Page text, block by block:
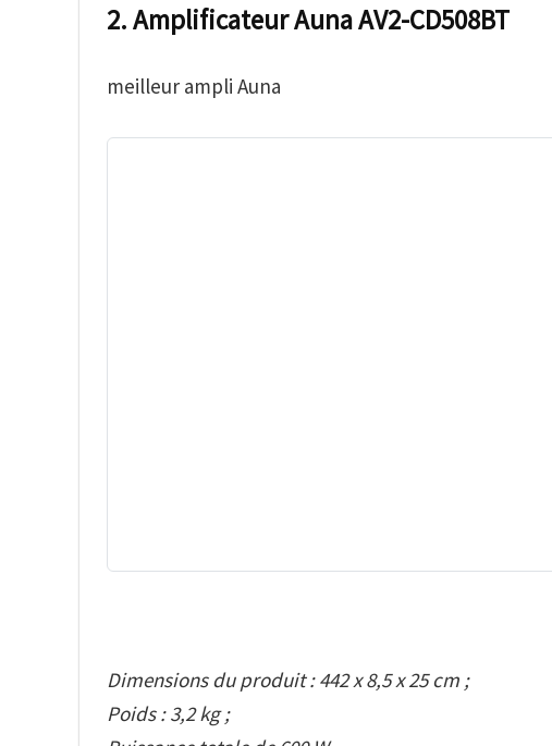
2. Amplificateur Auna AV2-CD508BT
meilleur ampli Auna
Dimensions du produit : 442 x 8,5 x 25 cm ;
Poids : 3,2 kg ;